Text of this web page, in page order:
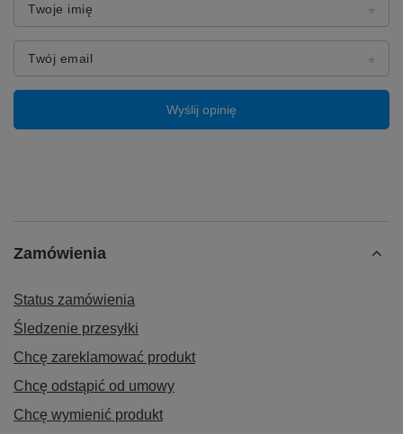
⚡️ Nowy początek dla twojego
przez wiele godzin.
Twoje imię
Twój email
Wyślij opinię
Zamówienia
Status zamówienia
Śledzenie przesyłki
Chcę zareklamować produkt
Chcę odstąpić od umowy
Chcę wymienić produkt